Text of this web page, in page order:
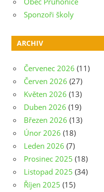
Sponzoři školy
ARCHIV
Červenec 2026 (11)
Červen 2026 (27)
Květen 2026 (13)
Duben 2026 (19)
Březen 2026 (13)
Únor 2026 (18)
Leden 2026 (7)
Prosinec 2025 (18)
Listopad 2025 (34)
Říjen 2025 (15)